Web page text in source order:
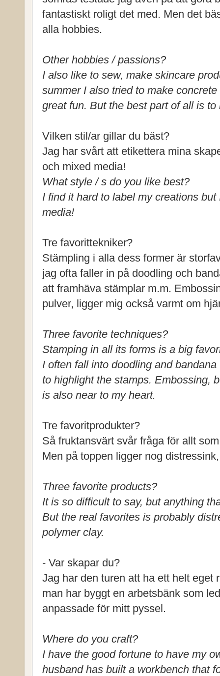
fantastiskt roligt det med. Men det
alla hobbies.
Other hobbies / passions?
I also like to sew, make skincare
summer I also tried to make
great fun. But the best part of all is
Vilken stil/ar gillar du bäst?
Jag har svårt att etikettera mina
och mixed media!
What style / s do you like best?
I find it hard to label my creations
media!
Tre favorittekniker?
Stämpling i alla dess former är
jag ofta faller in på doodling och
att framhäva stämplar m.m.
pulver, ligger mig också varmt om
Three favorite techniques?
Stamping in all its forms is a big
I often fall into doodling and
to highlight the stamps. Embossing,
is also near to my heart.
Tre favoritprodukter?
Så fruktansvärt svår fråga för allt
Men på toppen ligger nog
Three favorite products?
It is so difficult to say, but anything
But the real favorites is probably
polymer clay.
- Var skapar du?
Jag har den turen att ha ett helt eget
man har byggt en arbetsbänk som
anpassade för mitt pyssel.
Where do you craft?
I have the good fortune to have my
husband has built a workbench that